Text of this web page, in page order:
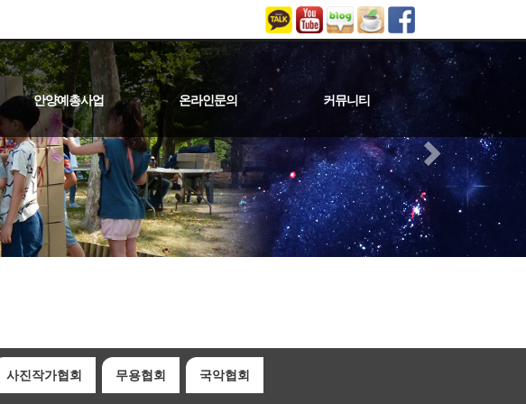
안양예총사업
안양예술제
찾아가는무대&거리예술
예술교육사업
문화나눔사업 및 후원업체
온라인문의
온라인문의
커뮤니티
공지사항
갤러리
예술문화소식
보도자료
사진작가협회 무용협회 국악협회